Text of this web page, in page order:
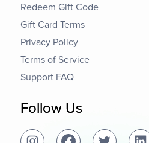
Redeem Gift Code
Gift Card Terms
Privacy Policy
Terms of Service
Support FAQ
Follow Us